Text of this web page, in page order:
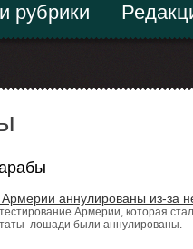
рубрики
Армерии аннулированы из-за
тестирование Армерии, которая
лошади были аннулированы.